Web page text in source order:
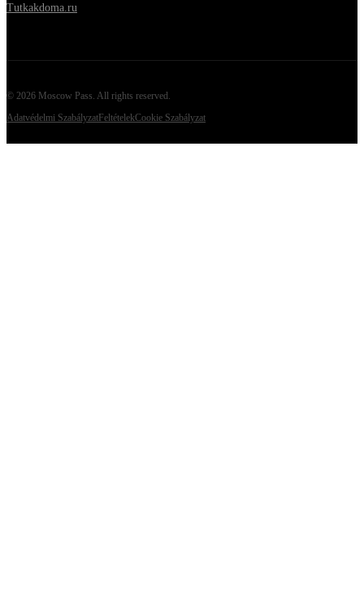
Tutkakdoma.ru
© 2026 Moscow Pass . All rights reserved.
Adatvédelmi SzabályzatFeltételekCookie Szabályzat